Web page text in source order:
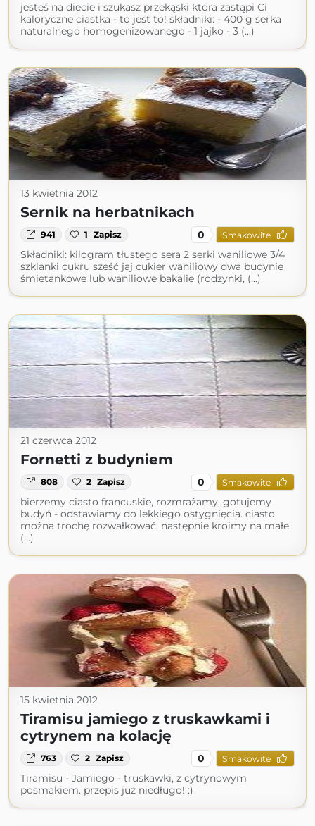
jesteś na diecie i szukasz przekąski która zastąpi Ci
kaloryczne ciastka - to jest to! składniki: - 400 g serka
naturalnego homogenizowanego - 1 jajko - 3 (...)
13 kwietnia 2012
Sernik na herbatnikach
941 1 Zapisz 0 Smakowite
Składniki: kilogram tłustego sera 2 serki waniliowe 3/4
szklanki cukru sześć jaj cukier waniliowy dwa budynie
śmietankowe lub waniliowe bakalie (rodzynki, (...)
21 czerwca 2012
Fornetti z budyniem
808 2 Zapisz 0 Smakowite
bierzemy ciasto francuskie, rozmrażamy, gotujemy
budyń - odstawiamy do lekkiego ostygnięcia. ciasto
można trochę rozwałkować, następnie kroimy na małe
(...)
15 kwietnia 2012
Tiramisu jamiego z truskawkami i
cytrynem na kolację
763 2 Zapisz 0 Smakowite
Tiramisu - Jamiego - truskawki, z cytrynowym
posmakiem. przepis już niedługo! :)